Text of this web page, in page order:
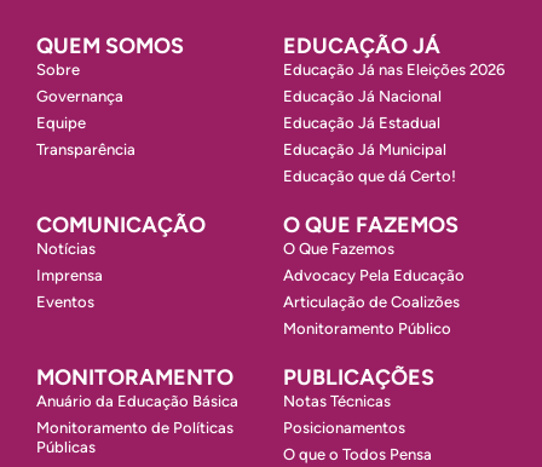
QUEM SOMOS
Sobre
Governança
Equipe
Transparência
EDUCAÇÃO JÁ
Educação Já nas Eleições 2026
Educação Já Nacional
Educação Já Estadual
Educação Já Municipal
Educação que dá Certo!
COMUNICAÇÃO
Notícias
Imprensa
Eventos
O QUE FAZEMOS
O Que Fazemos
Advocacy Pela Educação
Articulação de Coalizões
Monitoramento Público
MONITORAMENTO
Anuário da Educação Básica
Monitoramento de Políticas
Públicas
PUBLICAÇÕES
Notas Técnicas
Posicionamentos
O que o Todos Pensa